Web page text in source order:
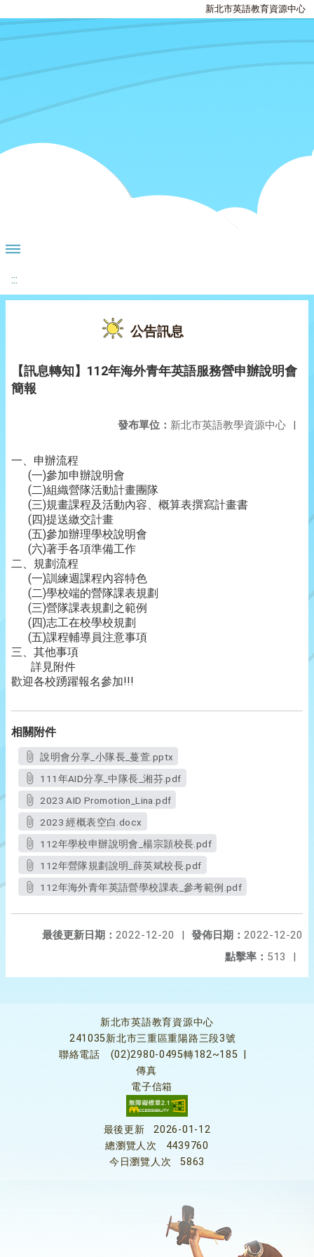
新北市英語教育資源中心
:::
公告訊息
【訊息轉知】112年海外青年英語服務營申辦說明會
簡報
發布單位： 新北市英語教學資源中心 |
一、申辦流程
(一)參加申辦說明會
(二)組織營隊活動計畫團隊
(三)規畫課程及活動內容、概算表撰寫計畫書
(四)提送繳交計畫
(五)參加辦理學校說明會
(六)著手各項準備工作
二、規劃流程
(一)訓練週課程內容特色
(二)學校端的營隊課表規劃
(三)營隊課表規劃之範例
(四)志工在校學校規劃
(五)課程輔導員注意事項
三、其他事項
詳見附件
歡迎各校踴躍報名參加!!!
相關附件
說明會分享_小隊長_蔓萱.pptx
111年AID分享_中隊長_湘芬.pdf
2023 AID Promotion_Lina.pdf
2023 經概表空白.docx
112年學校申辦說明會_楊宗頴校長.pdf
112年營隊規劃說明_薛英斌校長.pdf
112年海外青年英語營學校課表_參考範例.pdf
發佈日期： 2022-12-20
最後更新日期： 2022-12-20
|
點擊率： 513 |
新北市英語教育資源中心
241035新北市三重區重陽路三段3號
聯絡電話
(02)2980-0495轉182~185
傳真
電子信箱
最後更新
2026-01-12
總瀏覽人次
4439760
今日瀏覽人次
5863